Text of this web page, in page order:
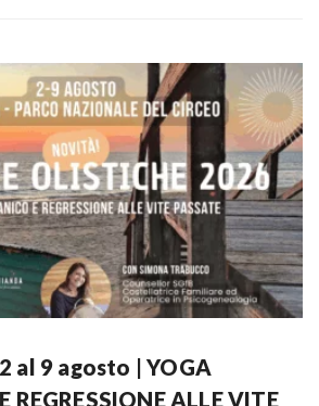
al 9 agosto | YOGA
REGRESSIONE ALLE VITE